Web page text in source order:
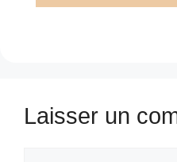
Laisser un